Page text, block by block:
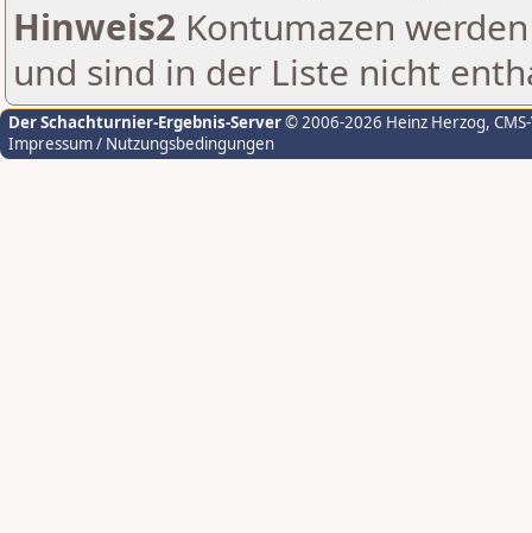
Hinweis2 Kontumazen
und sind in der Liste nicht
Der Schachturnier-Ergebnis-Server© 2006-2026 Heinz Herzog,
Impressum / Nutzungsbedingungen